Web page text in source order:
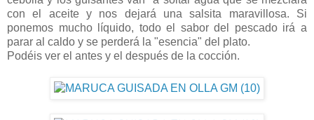
con el aceite y nos dejará una salsita maravillosa. Si
ponemos mucho líquido, todo el sabor del pescado irá a
parar al caldo y se perderá la "esencia" del plato.
Podéis ver el antes y el después de la cocción.